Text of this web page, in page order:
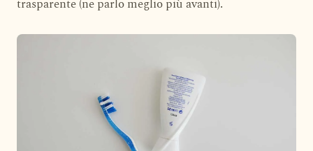
trasparente (ne parlo meglio più avanti).